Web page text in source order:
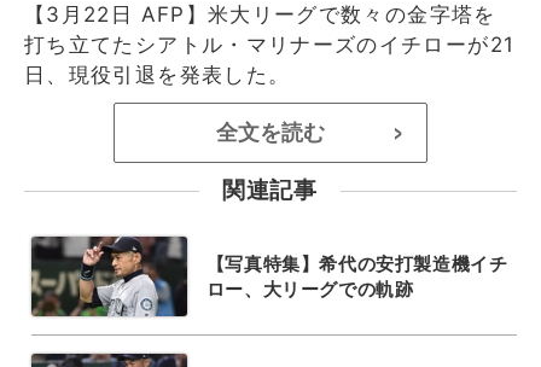
【3月22日 AFP】米大リーグで数々の金字塔を
打ち立てたシアトル・マリナーズのイチローが21
日、現役引退を発表した。
全文を読む >
関連記事
【写真特集】希代の安打製造機イチ
ロー、大リーグでの軌跡